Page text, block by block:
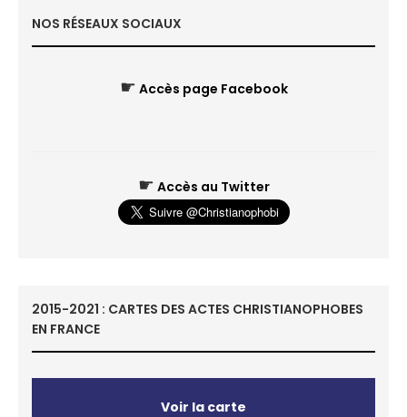
NOS RÉSEAUX SOCIAUX
☛ Accès page Facebook
☛ Accès au Twitter
2015-2021 : CARTES DES ACTES CHRISTIANOPHOBES
EN FRANCE
Voir la carte